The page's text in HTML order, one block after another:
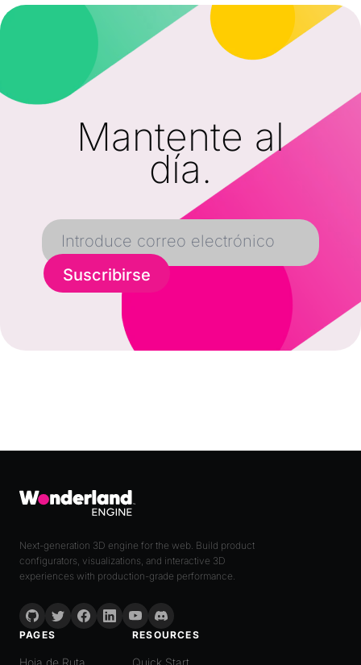
Mantente al
día.
Suscribirse
Next-generation 3D engine for the web. Build product
configurators, visualizations, and interactive 3D
experiences with production-grade performance.
PAGES
Hoja de Ruta
RESOURCES
Quick Start